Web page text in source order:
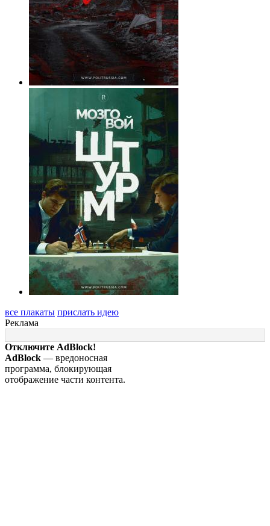
все плакаты прислать идею
Реклама
Отключите AdBlock!
AdBlock — вредоносная
программа, блокирующая
отображение части контента.